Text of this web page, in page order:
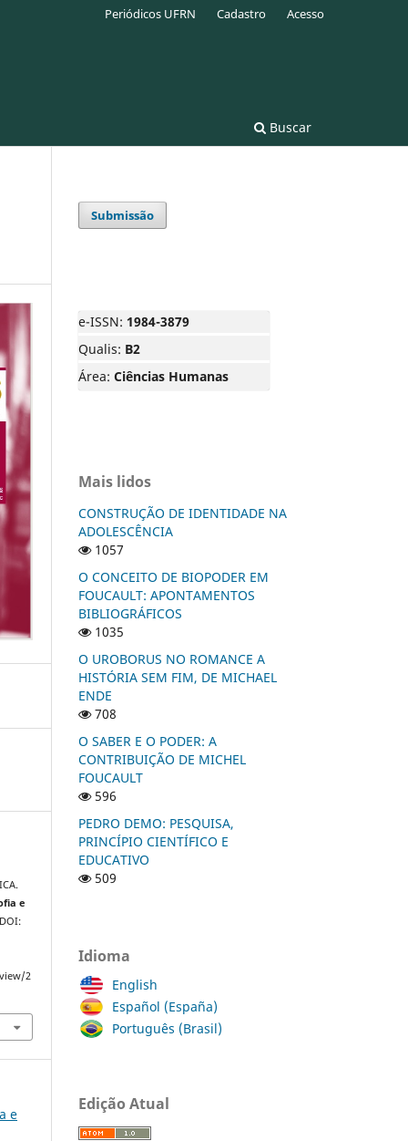
Buscar
Periódicos UFRN Cadastro Acesso
e
2
e
Submissão
e-ISSN: 1984-3879
Qualis: B2
Área: Ciências Humanas
Mais lidos
CONSTRUÇÃO DE IDENTIDADE NA
ADOLESCÊNCIA
1057
O CONCEITO DE BIOPODER EM
FOUCAULT: APONTAMENTOS
BIBLIOGRÁFICOS
1035
O UROBORUS NO ROMANCE A
HISTÓRIA SEM FIM, DE MICHAEL
ENDE
708
O SABER E O PODER: A
CONTRIBUIÇÃO DE MICHEL
FOUCAULT
596
PEDRO DEMO: PESQUISA,
PRINCÍPIO CIENTÍFICO E
EDUCATIVO
509
Idioma
English
Español (España)
Português (Brasil)
Edição Atual